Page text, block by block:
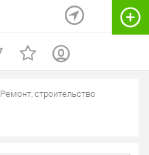
Ремонт, строительство